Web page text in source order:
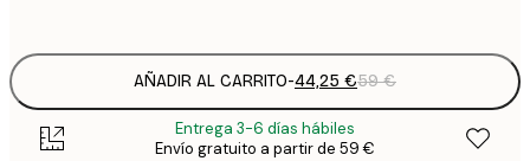
AÑADIR AL CARRITO-44,25 €59 €
Entrega 3-6 días hábiles
Envío gratuito a partir de 59 €